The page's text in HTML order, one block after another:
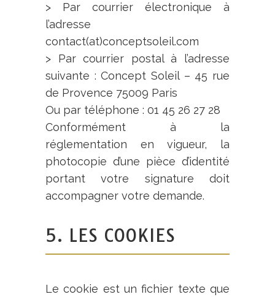
> Par courrier électronique à
l’adresse
contact(at)conceptsoleil.com
> Par courrier postal à l’adresse
suivante : Concept Soleil – 45 rue
de Provence 75009 Paris
Ou par téléphone : 01 45 26 27 28
Conformément à la
réglementation en vigueur, la
photocopie d’une pièce d’identité
portant votre signature doit
accompagner votre demande.
5. LES COOKIES
Le cookie est un fichier texte que